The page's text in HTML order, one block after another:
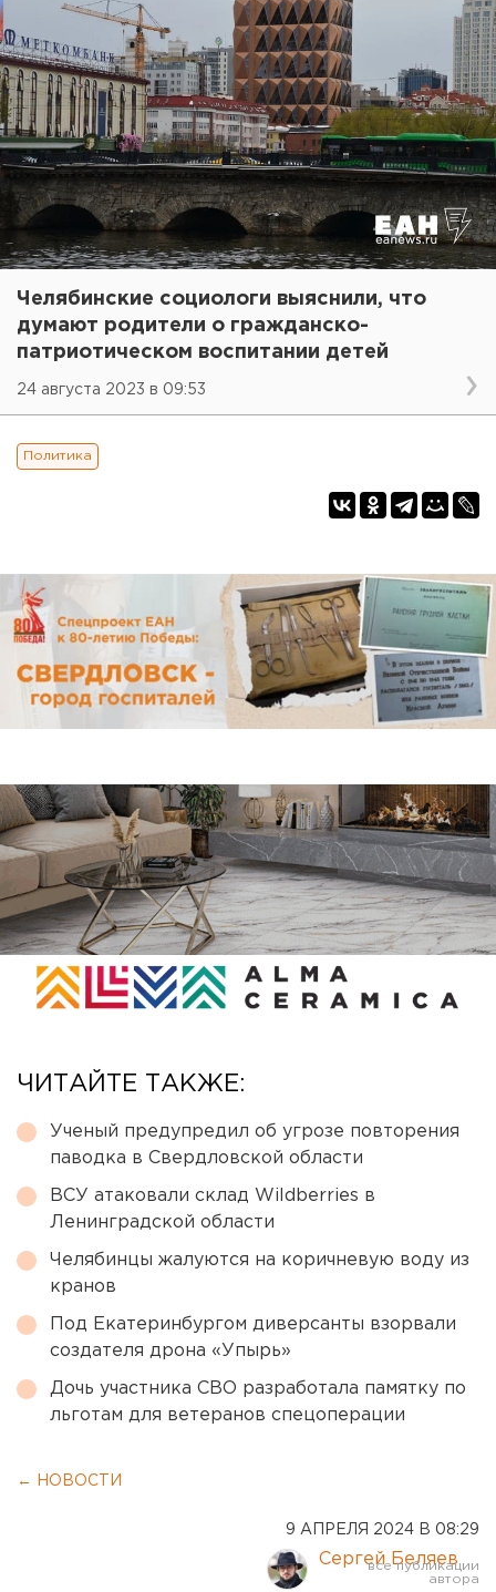
Челябинские социологи выяснили, что
думают родители о гражданско-
патриотическом воспитании детей
24 августа 2023 в 09:53
Политика
ЧИТАЙТЕ ТАКЖЕ:
Ученый предупредил об угрозе повторения
паводка в Свердловской области
ВСУ атаковали склад Wildberries в
Ленинградской области
Челябинцы жалуются на коричневую воду из
кранов
Под Екатеринбургом диверсанты взорвали
создателя дрона «Упырь»
Дочь участника СВО разработала памятку по
льготам для ветеранов спецоперации
← НОВОСТИ
9 АПРЕЛЯ 2024 В 08:29
Сергей Беляев